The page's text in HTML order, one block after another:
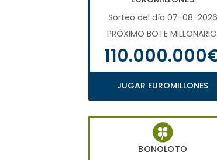
Sorteo del día 07-08-2026
PRÓXIMO BOTE
JUGAR EUROMILLONES
BONOLOTO